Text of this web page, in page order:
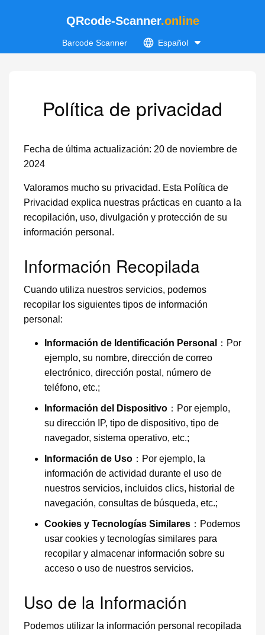
QRcode-Scanner.online
Barcode Scanner Español
Política de privacidad
Fecha de última actualización: 20 de noviembre de
2024
Valoramos mucho su privacidad. Esta Política de
Privacidad explica nuestras prácticas en cuanto a la
recopilación, uso, divulgación y protección de su
información personal.
Información Recopilada
Cuando utiliza nuestros servicios, podemos
recopilar los siguientes tipos de información
personal:
Información de Identificación Personal
：Por
ejemplo, su nombre, dirección de correo
electrónico, dirección postal, número de
teléfono, etc.;
Información del Dispositivo ：Por ejemplo,
su dirección IP, tipo de dispositivo, tipo de
navegador, sistema operativo, etc.;
Información de Uso ：Por ejemplo, la
información de actividad durante el uso de
nuestros servicios, incluidos clics, historial de
navegación, consultas de búsqueda, etc.;
Cookies y Tecnologías Similares ：Podemos
usar cookies y tecnologías similares para
recopilar y almacenar información sobre su
acceso o uso de nuestros servicios.
Uso de la Información
Podemos utilizar la información personal recopilada